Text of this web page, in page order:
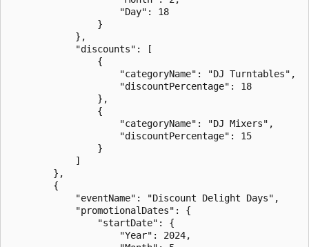
                    "Day": 18
                }
            },
            "discounts": [
                {
                    "categoryName": "DJ Turntables",
                    "discountPercentage": 18
                },
                {
                    "categoryName": "DJ Mixers",
                    "discountPercentage": 15
                }
            ]
        },
        {
            "eventName": "Discount Delight Days",
            "promotionalDates": {
                "startDate": {
                    "Year": 2024,